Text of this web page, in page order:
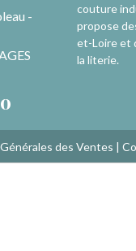
-
couture
propose
et-Loire et
la literie.
des Ventes |